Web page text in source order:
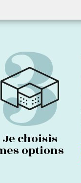
3
Je choisis
options